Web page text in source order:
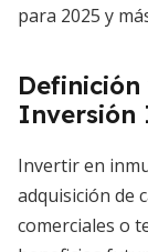
para 2025 y
Inversión
Invertir en
adquisición de
comerciales o